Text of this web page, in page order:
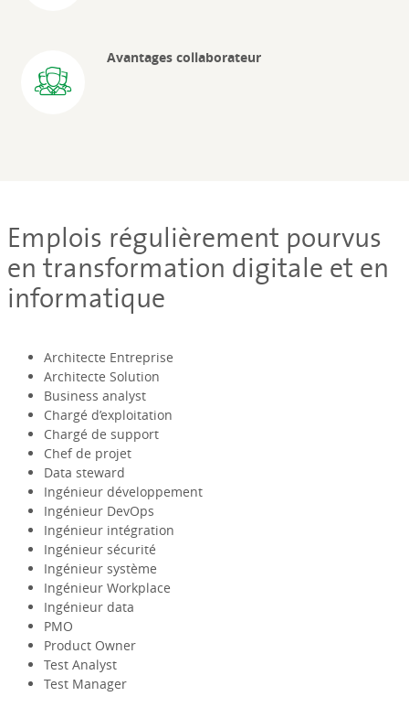
Avantages collaborateur
Emplois régulièrement pourvus
en transformation digitale et en
informatique
Architecte Entreprise
Architecte Solution
Business analyst
Chargé d’exploitation
Chargé de support
Chef de projet
Data steward
Ingénieur développement
Ingénieur DevOps
Ingénieur intégration
Ingénieur sécurité
Ingénieur système
Ingénieur Workplace
Ingénieur data
PMO
Product Owner
Test Analyst
Test Manager